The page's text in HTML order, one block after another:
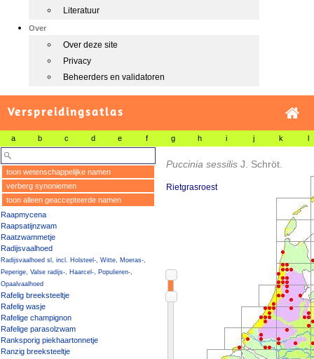
Literatuur
Over
Over deze site
Privacy
Beheerders en validatoren
Verspreidingsatlas
a b c d e f g h i j k l
toon wetenschappelijke namen
verberg synoniemen
toon alleen geaccepteerde namen
Raapmycena
Raapsatijnzwam
Raatzwammetje
Radijsvaalhoed
Radijsvaalhoed sl, incl. Holsteel-, Witte, Moeras-,
Peperige, Valse radijs-, Haarcel-, Populieren-,
Opaalvaalhoed
Rafelig breeksteeltje
Rafelig wasje
Rafelige champignon
Rafelige parasolzwam
Ranksporig piekhaartonnetje
Ranzig breeksteeltje
Puccinia sessilis J. Schröt.
Rietgrasroest